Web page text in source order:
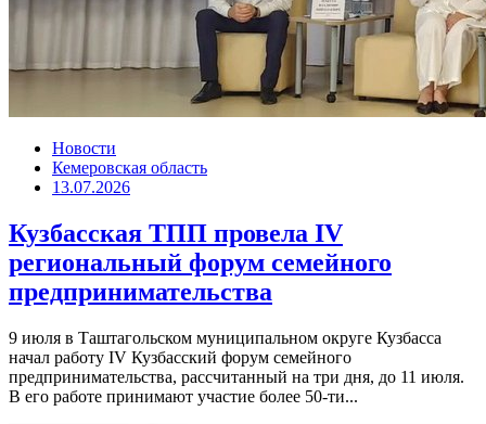
Новости
Кемеровская область
13.07.2026
Кузбасская ТПП провела IV
региональный форум семейного
предпринимательства
9 июля в Таштагольском муниципальном округе Кузбасса
начал работу IV Кузбасский форум семейного
предпринимательства, рассчитанный на три дня, до 11 июля.
В его работе принимают участие более 50-ти...